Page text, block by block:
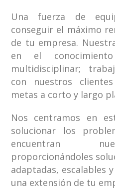
Una fuerza de
conseguir el máximo
de tu empresa.
en el
multidisciplinar;
con nuestros
metas a corto y largo
Nos centramos en
solucionar los
encuentran
proporcionándoles
adaptadas, escalables
una extensión de tu